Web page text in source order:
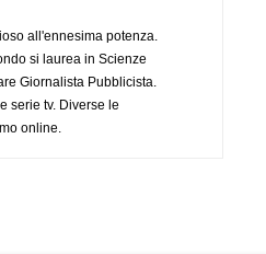
all'ennesima potenza.
si laurea in Scienze
Giornalista Pubblicista.
serie tv. Diverse le
online.